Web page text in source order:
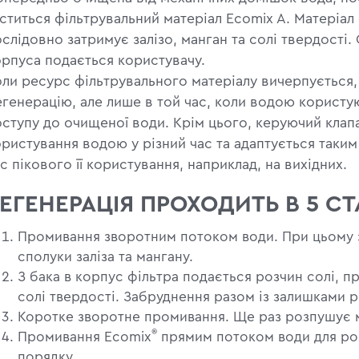
фільтрувальний матеріал Ecomix A.
затримує залізо, манган та солі
подається користувачу.
ресурс фільтрувального матеріалу
але лише в той час, коли водою
до очищеної води. Крім цього, керуючий
водою у різний час та адаптується
пікового її користування, наприклад, на вихідних.
ПРОХОДИТЬ В 5
Промивання зворотним потоком води. При цьому
сполуки заліза та мангану.
З бака в корпус фільтра подається розчин солі,
солі твердості. Забруднення разом із залишками
Коротке зворотне промивання. Ще раз розпушує
Промивання Ecomix® прямим потоком води для